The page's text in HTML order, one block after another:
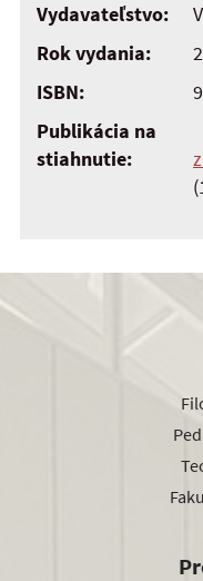
Vydavateľstvo:
Rok vydania:
ISBN:
Publikácia na
stiahnutie: